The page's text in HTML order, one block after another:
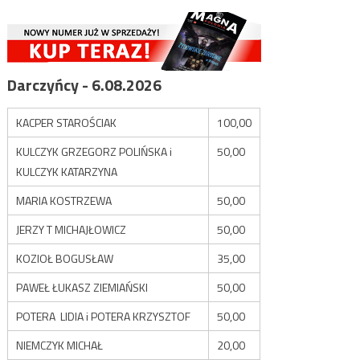
Darczyńcy - 6.08.2026
KACPER STAROŚCIAK
100,00
KULCZYK GRZEGORZ POLIŃSKA i
KULCZYK KATARZYNA
50,00
MARIA KOSTRZEWA
50,00
JERZY T MICHAJŁOWICZ
50,00
KOZIOŁ BOGUSŁAW
35,00
PAWEŁ ŁUKASZ ZIEMIAŃSKI
50,00
POTERA LIDIA i POTERA KRZYSZTOF
50,00
NIEMCZYK MICHAŁ
20,00